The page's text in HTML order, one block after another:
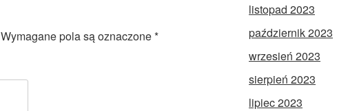
Wymagane pola są oznaczone*
listopad 2023
październik 2023
wrzesień 2023
sierpień 2023
lipiec 2023